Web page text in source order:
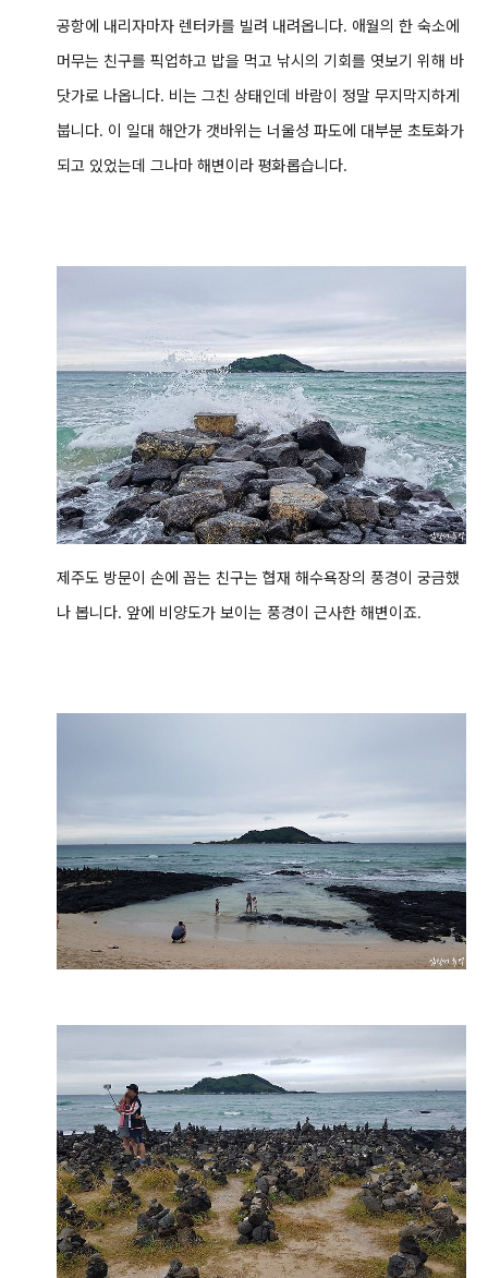
공항에 내리자마자 렌터카를 빌려 내려옵니다. 애월의 한 숙소에
머무는 친구를 픽업하고 밥을 먹고 낚시의 기회를 엿보기 위해 바
닷가로 나옵니다. 비는 그친 상태인데 바람이 정말 무지막지하게
붑니다. 이 일대 해안가 갯바위는 너울성 파도에 대부분 초토화가
되고 있었는데 그나마 해변이라 평화롭습니다.
제주도 방문이 손에 꼽는 친구는 협재 해수욕장의 풍경이 궁금했
나 봅니다. 앞에 비양도가 보이는 풍경이 근사한 해변이죠.